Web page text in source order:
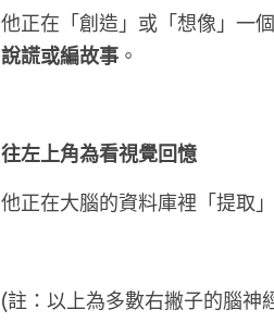
他正在「創造」或「想像」一
說謊或編故事 。
往左上角為看視覺回憶
他正在大腦的資料庫裡「提取
(註：以上為多數右撇子的腦神